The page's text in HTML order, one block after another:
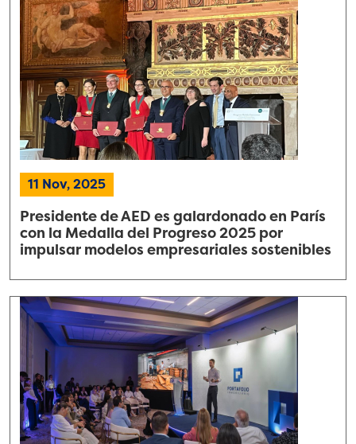
11 Nov, 2025
Presidente de AED es galardonado en París
con la Medalla del Progreso 2025 por
impulsar modelos empresariales sostenibles